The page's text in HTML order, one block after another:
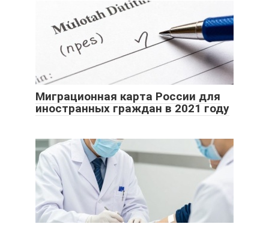
Миграционная карта России для
иностранных граждан в 2021 году